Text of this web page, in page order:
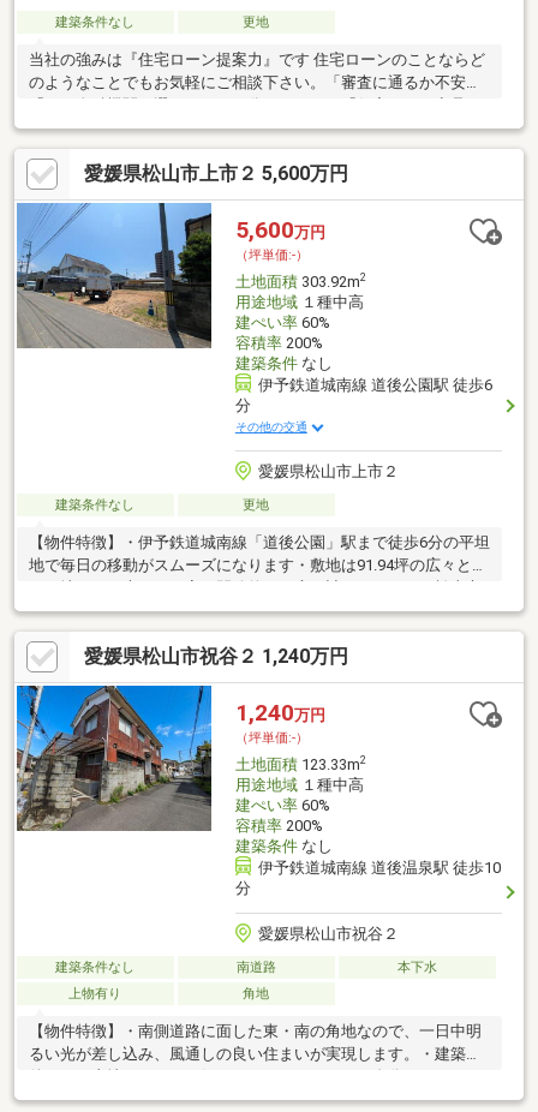
建築条件なし 更地
当社の強みは『住宅ローン提案力』です 住宅ローンのことならど
のようなことでもお気軽にご相談下さい。「審査に通るか不安」
選び方が分からない」「車のローンがあるけど大丈夫？」「年齢
がネックになっている」皆様のご不安やお悩みを一緒に解決しま
す！もちろん強引な営業は行いません。公平中立な立場でお客様
に合った金融機関をご提案させていただきます。
愛媛県松山市上市２ 5,600万円
5,600万円
（坪単価:-）
土地面積303.92m2
用途地域１種中高
建ぺい率60%
容積率200%
建築条件なし
伊予鉄道城南線 道後公園駅 徒歩6
分
その他の交通
愛媛県松山市上市２
建築条件なし 更地
【物件特徴】・伊予鉄道城南線「道後公園」駅まで徒歩6分の平坦
地で毎日の移動がスムーズになります・敷地は91.94坪の広々とし
立道後小学校まで徒歩7分、道後中学校まで徒歩3分とお子様の通
学も安心です・フジ道後店まで徒歩7分、SUPER ABC持田店も徒
歩9分で毎日のお買い物が便利
愛媛県松山市祝谷２ 1,240万円
1,240万円
（坪単価:-）
土地面積123.33m2
用途地域１種中高
建ぺい率60%
容積率200%
建築条件なし
伊予鉄道城南線 道後温泉駅 徒歩10
分
愛媛県松山市祝谷２
建築条件なし 南道路
本下水
上物有り
角地
【物件特徴】・南側道路に面した東・南の角地なので、一日中明
るい光が差し込み、風通しの良い住まいが実現します。・建築条
こだわりの間取りを形にできます。・周辺は落ち着いた雰囲気の